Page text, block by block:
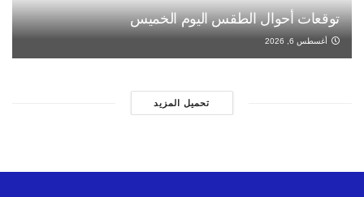
توقعات أحوال الطقس اليوم الخميس
أغسطس 6, 2026
تحميل المزيد